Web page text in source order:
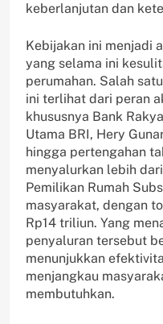
keberlanjutan dan
Kebijakan ini menjadi
yang selama ini
perumahan. Salah
ini terlihat dari peran
khususnya Bank
Utama BRI, Hery
hingga pertengahan
menyalurkan lebih
Pemilikan Rumah
masyarakat, dengan
Rp14 triliun. Yang
penyaluran tersebut
menunjukkan
menjangkau
membutuhkan.